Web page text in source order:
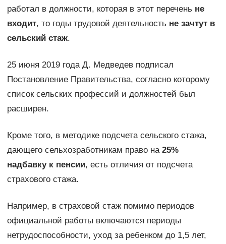
работал в должности, которая в этот перечень не
входит, то годы трудовой деятельность не зачтут в
сельский стаж.
25 июня 2019 года Д. Медведев подписал
Постановление Правительства, согласно которому
список сельских профессий и должностей был
расширен.
Кроме того, в методике подсчета сельского стажа,
дающего сельхозработникам право на 25%
надбавку к пенсии, есть отличия от подсчета
страхового стажа.
Например, в страховой стаж помимо периодов
официальной работы включаются периоды
нетрудоспособности, уход за ребенком до 1,5 лет,